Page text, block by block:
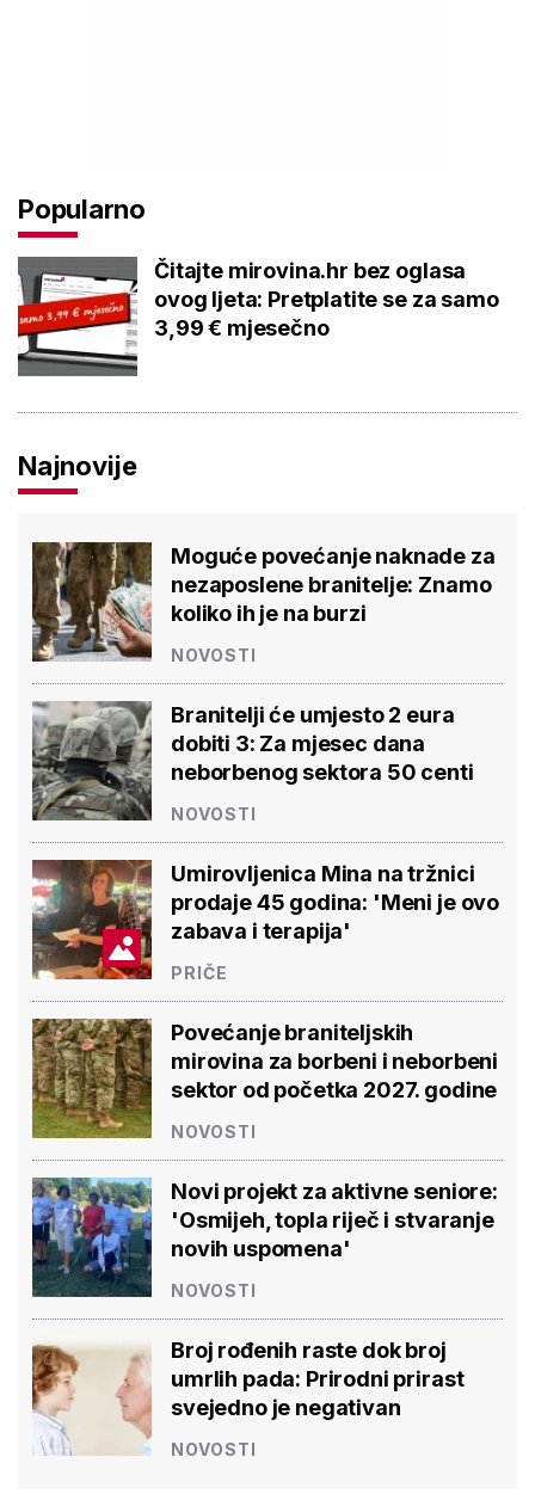
Popularno
Čitajte mirovina.hr bez oglasa
ovog ljeta: Pretplatite se za samo
3,99 € mjesečno
Najnovije
Moguće povećanje naknade za
nezaposlene branitelje: Znamo
koliko ih je na burzi
NOVOSTI
Branitelji će umjesto 2 eura
dobiti 3: Za mjesec dana
neborbenog sektora 50 centi
NOVOSTI
Umirovljenica Mina na tržnici
prodaje 45 godina: 'Meni je ovo
zabava i terapija'
PRIČE
Povećanje braniteljskih
mirovina za borbeni i neborbeni
sektor od početka 2027. godine
NOVOSTI
Novi projekt za aktivne seniore:
'Osmijeh, topla riječ i stvaranje
novih uspomena'
NOVOSTI
Broj rođenih raste dok broj
umrlih pada: Prirodni prirast
svejedno je negativan
NOVOSTI